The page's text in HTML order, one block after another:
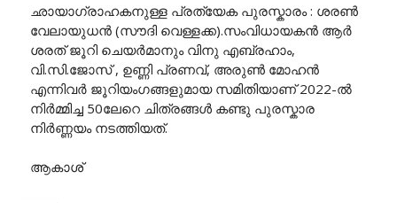
ഛായാഗ്രാഹകനുള്ള പ്രത്യേക പുരസ്കാരം : ശരൺ
വേലായുധൻ (സൗദി വെള്ളക്ക).സംവിധായകൻ ആർ
ശരത് ജൂറി ചെയർമാനും വിനു എബ്രഹാം,
വി.സി.ജോസ് , ഉണ്ണി പ്രണവ്, അരുൺ മോഹൻ
എന്നിവർ ജൂറിയംഗങ്ങളുമായ സമിതിയാണ് 2022-ൽ
നിർമ്മിച്ച 50ലേറെ ചിത്രങ്ങൾ കണ്ടു പുരസ്കാര
നിർണ്ണയം നടത്തിയത്.
ആകാശ്